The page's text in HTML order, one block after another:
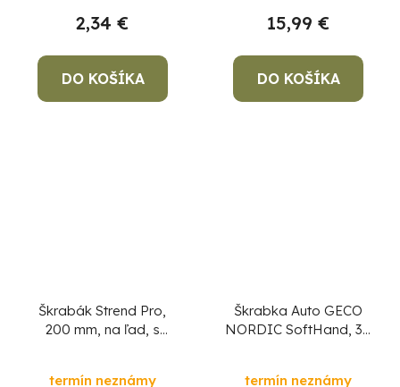
2,34 €
DO KOŠÍKA
15,99 €
DO KOŠÍKA
Škrabák Strend Pro,
200 mm, na ľad, s
termín neznámy
Škrabka Auto GECO
NORDIC SoftHand, 30
termín neznámy